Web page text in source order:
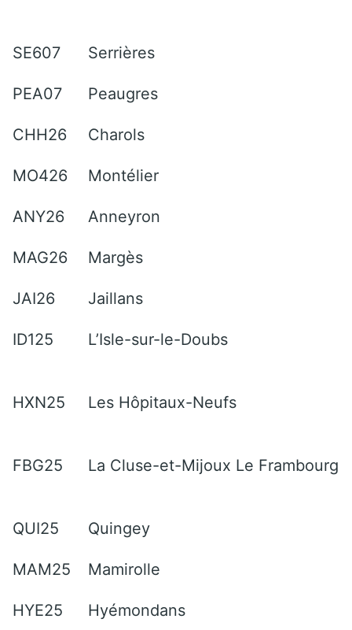
SE607 Serrières
PEA07 Peaugres
CHH26 Charols
MO426 Montélier
ANY26 Anneyron
MAG26 Margès
JAI26 Jaillans
ID125 L’Isle-sur-le-Doubs
HXN25 Les Hôpitaux-Neufs
FBG25 La Cluse-et-Mijoux Le Frambourg
QUI25 Quingey
MAM25 Mamirolle
HYE25 Hyémondans